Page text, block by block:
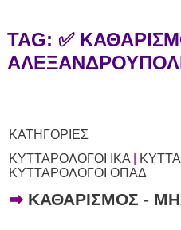
TAG: ✅
ΚΑΤΗΓΟΡΙΕΣ
ΚΥΤΤΑΡΟΛΟΓΟΙ ΙΚΑ
ΚΥΤΤΑΡΟΛΟΓΟΙ ΟΠΑΔ
➡ ΚΑΘΑΡΙΣΜΟΣ -